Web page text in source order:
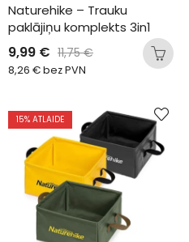
Naturehike – Trauku
paklājiņu komplekts 3in1
9,99 € 11,75€
8,26 €bez PVN
15% ATLAIDE